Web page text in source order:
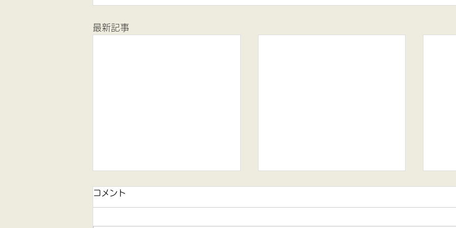
最新記事
コメント